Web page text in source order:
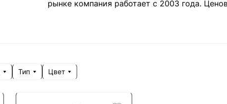
рынке компания работает с 2003 года.
Тип Цвет